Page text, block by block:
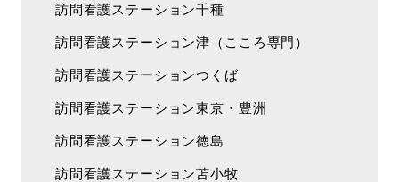
訪問看護ステーション千種
訪問看護ステーション津（こころ専門）
訪問看護ステーションつくば
訪問看護ステーション東京・豊洲
訪問看護ステーション徳島
訪問看護ステーション苫小牧